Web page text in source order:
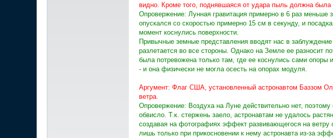
видно. Кроме того, поднявшаяся от удара пыль должна была
Опровержение: Лунная гравитация примерно в 6 раз
опускался со скоростью примерно 15 см в секунду, и
момент коснулись поверхности.
Привычные земные представления вводят нас в
разлетается во все стороны. Однако на Земле ее разносит
была потревожена только там, где ее коснулись сами опоры
- и она физически не могла осесть на опорах модуля.
Аргумент: Флаг США, установленный астронавтом Баззом
ветра.
Опровержение: Воздуха на Луне действительно нет,
обвисло. Т.к. стержень заело, астронавтам не удалось
создавая на фотографиях эффект развивающегося на
лишь только при прикосновении к нему астронавта из-за